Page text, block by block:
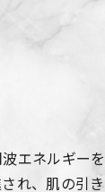
エネルギー
れ、肌の引